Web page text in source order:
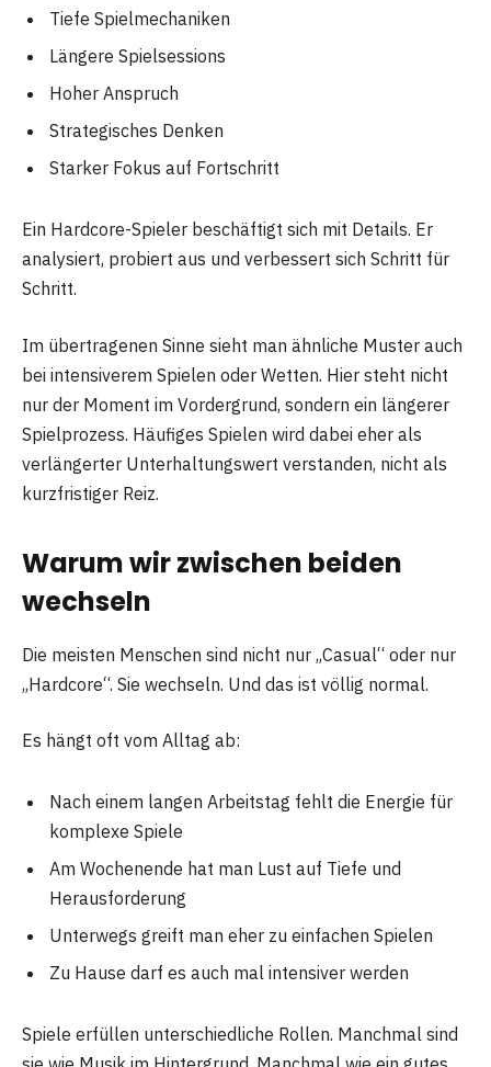
Tiefe Spielmechaniken
Längere Spielsessions
Hoher Anspruch
Strategisches Denken
Starker Fokus auf Fortschritt
Ein Hardcore-Spieler beschäftigt sich mit Details. Er
analysiert, probiert aus und verbessert sich Schritt für
Schritt.
Im übertragenen Sinne sieht man ähnliche Muster auch
bei intensiverem Spielen oder Wetten. Hier steht nicht
nur der Moment im Vordergrund, sondern ein längerer
Spielprozess. Häufiges Spielen wird dabei eher als
verlängerter Unterhaltungswert verstanden, nicht als
kurzfristiger Reiz.
Warum wir zwischen beiden
wechseln
Die meisten Menschen sind nicht nur „Casual“ oder nur
„Hardcore“. Sie wechseln. Und das ist völlig normal.
Es hängt oft vom Alltag ab:
Nach einem langen Arbeitstag fehlt die Energie für
komplexe Spiele
Am Wochenende hat man Lust auf Tiefe und
Herausforderung
Unterwegs greift man eher zu einfachen Spielen
Zu Hause darf es auch mal intensiver werden
Spiele erfüllen unterschiedliche Rollen. Manchmal sind